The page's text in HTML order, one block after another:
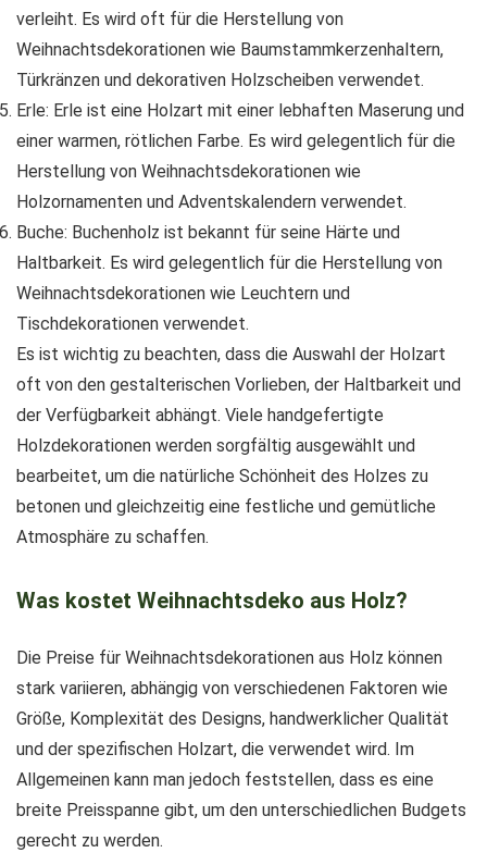
verleiht. Es wird oft für die Herstellung von
Weihnachtsdekorationen wie Baumstammkerzenhaltern,
Türkränzen und dekorativen Holzscheiben verwendet.
Erle: Erle ist eine Holzart mit einer lebhaften Maserung und
einer warmen, rötlichen Farbe. Es wird gelegentlich für die
Herstellung von Weihnachtsdekorationen wie
Holzornamenten und Adventskalendern verwendet.
Buche: Buchenholz ist bekannt für seine Härte und
Haltbarkeit. Es wird gelegentlich für die Herstellung von
Weihnachtsdekorationen wie Leuchtern und
Tischdekorationen verwendet.
Es ist wichtig zu beachten, dass die Auswahl der Holzart
oft von den gestalterischen Vorlieben, der Haltbarkeit und
der Verfügbarkeit abhängt. Viele handgefertigte
Holzdekorationen werden sorgfältig ausgewählt und
bearbeitet, um die natürliche Schönheit des Holzes zu
betonen und gleichzeitig eine festliche und gemütliche
Atmosphäre zu schaffen.
Was kostet Weihnachtsdeko aus Holz?
Die Preise für Weihnachtsdekorationen aus Holz können
stark variieren, abhängig von verschiedenen Faktoren wie
Größe, Komplexität des Designs, handwerklicher Qualität
und der spezifischen Holzart, die verwendet wird. Im
Allgemeinen kann man jedoch feststellen, dass es eine
breite Preisspanne gibt, um den unterschiedlichen Budgets
gerecht zu werden.